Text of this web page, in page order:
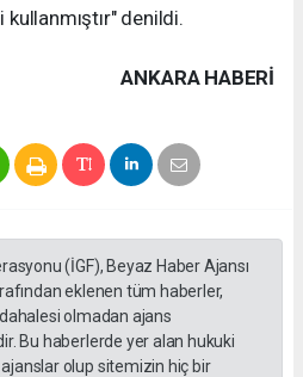
denildi.
ANKARA HABERİ
(İGF), Beyaz Haber Ajansı
eklenen tüm haberler,
olmadan ajans
Bu haberlerde yer alan hukuki
olup sitemizin hiç bir